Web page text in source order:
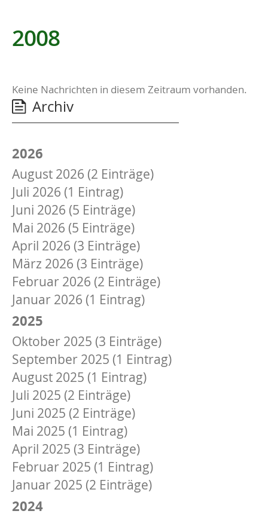
2008
Keine Nachrichten in diesem Zeitraum vorhanden.
Archiv
2026
August 2026 (2 Einträge)
Juli 2026 (1 Eintrag)
Juni 2026 (5 Einträge)
Mai 2026 (5 Einträge)
April 2026 (3 Einträge)
März 2026 (3 Einträge)
Februar 2026 (2 Einträge)
Januar 2026 (1 Eintrag)
2025
Oktober 2025 (3 Einträge)
September 2025 (1 Eintrag)
August 2025 (1 Eintrag)
Juli 2025 (2 Einträge)
Juni 2025 (2 Einträge)
Mai 2025 (1 Eintrag)
April 2025 (3 Einträge)
Februar 2025 (1 Eintrag)
Januar 2025 (2 Einträge)
2024